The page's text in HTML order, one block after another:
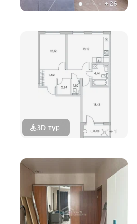
+ 26
3D-тур + 1